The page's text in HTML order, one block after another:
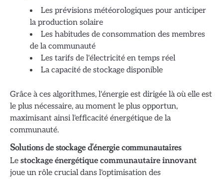
Les prévisions météorologiques pour anticiper
la production solaire
Les habitudes de consommation des membres
de la communauté
Les tarifs de l'électricité en temps réel
La capacité de stockage disponible
Grâce à ces algorithmes, l'énergie est dirigée là où elle est
le plus nécessaire, au moment le plus opportun,
maximisant ainsi l'efficacité énergétique de la
communauté.
Solutions de stockage d'énergie communautaires
Le stockage énergétique communautaire innovant
joue un rôle crucial dans l'optimisation des